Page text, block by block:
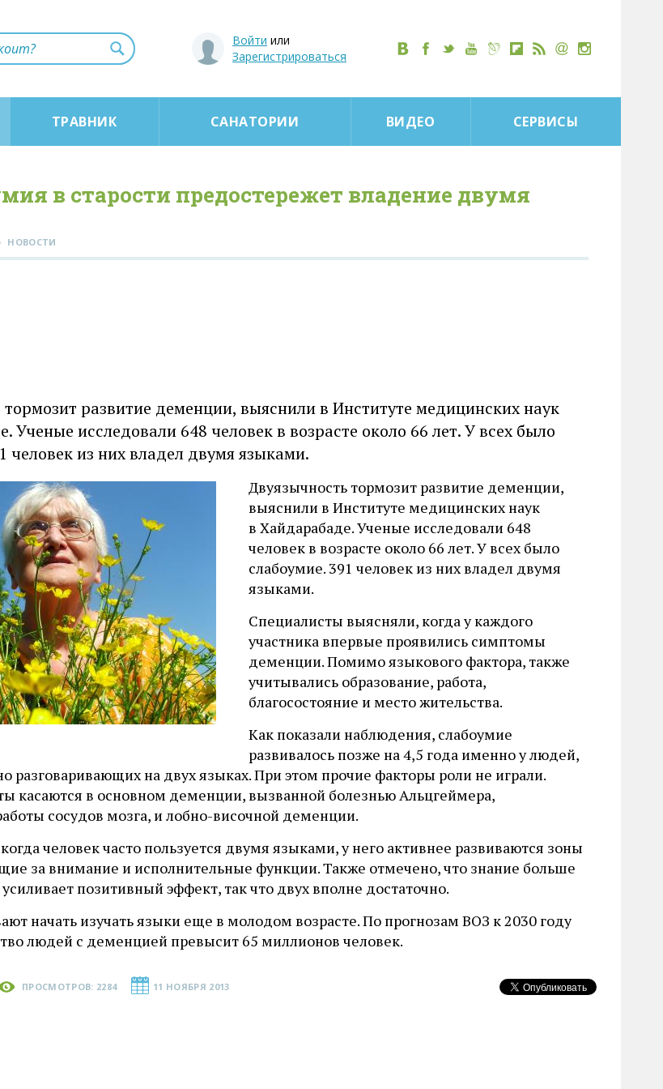
Войти или
Зарегистрироваться
ТРАВНИК САНАТОРИИ ВИДЕО СЕРВИСЫ
в старости предостережет владение двумя
НОВОСТИ
развитие деменции, выяснили в Институте медицинских наук
Ученые исследовали 648 человек в возрасте около 66 лет. У всех было
человек из них владел двумя языками.
Двуязычность тормозит развитие деменции,
выяснили в Институте медицинских наук
в Хайдарабаде. Ученые исследовали 648
человек в возрасте около 66 лет. У всех было
слабоумие. 391 человек из них владел двумя
языками.
Специалисты выясняли, когда у каждого
участника впервые проявились симптомы
деменции. Помимо языкового фактора, также
учитывались образование, работа,
благосостояние и место жительства.
Как показали наблюдения, слабоумие
развивалось позже на 4,5 года именно у людей,
разговаривающих на двух языках. При этом прочие факторы роли не играли.
касаются в основном деменции, вызванной болезнью Альцгеймера,
сосудов мозга, и лобно-височной деменции.
человек часто пользуется двумя языками, у него активнее развиваются зоны
за внимание и исполнительные функции. Также отмечено, что знание больше
позитивный эффект, так что двух вполне достаточно.
начать изучать языки еще в молодом возрасте. По прогнозам ВОЗ к 2030 году
людей с деменцией превысит 65 миллионов человек.
ПРОСМОТРОВ: 2284 11 НОЯБРЯ 2013